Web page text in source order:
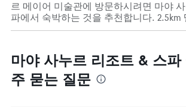
르 메이어 미술관에 방문하시려면 마야
파에서 숙박하는 것을 추천합니다. 2.5km
마야 사누르 리조트 & 스
주 묻는 질문